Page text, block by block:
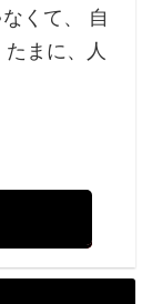
くて、 自
まに、人